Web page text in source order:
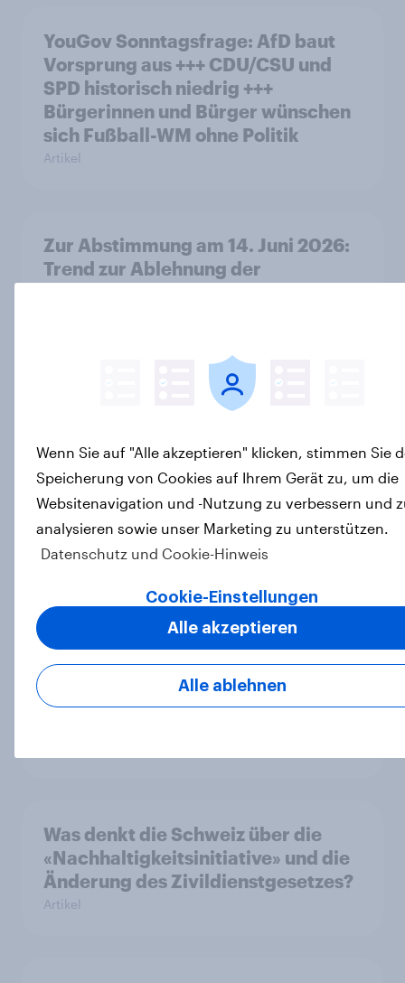
YouGov Sonntagsfrage: AfD baut
Vorsprung aus +++ CDU/CSU und
SPD historisch niedrig +++
Bürgerinnen und Bürger wünschen
sich Fußball-WM ohne Politik
Artikel
Zur Abstimmung am 14. Juni 2026:
Trend zur Ablehnung der
Leichter Trend zum Nein zur
Einwanderungsbegrenzung –
Zivildienstgesetz ohne klare
Mehrheit, Zweifel an Notwendigkeit
der Vorlagen steigen
YouGov Sonntagsfrage Mai 2026:
AfD baut Vorsprung aus +++
Zustimmung für Friedrich Merz
Was denkt die Schweiz über die
«Nachhaltigkeitsinitiative» und die
Änderung des Zivildienstgesetzes?
Artikel
Wenn Sie auf "Alle akzeptieren" klicken, stimmen Sie
Speicherung von Cookies auf Ihrem Gerät zu, um die
Websitenavigation und -Nutzung zu verbessern und
analysieren sowie unser Marketing zu unterstützen.
Datenschutz und Cookie-Hinweis
Cookie-Einstellungen
Alle ablehnen
Alle akzeptieren